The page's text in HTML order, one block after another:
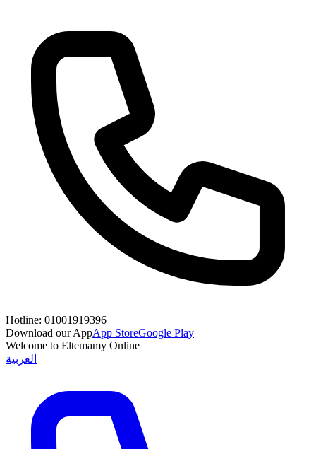
Hotline: 01001919396
Download our AppApp StoreGoogle Play
Welcome to Eltemamy Online
العربية